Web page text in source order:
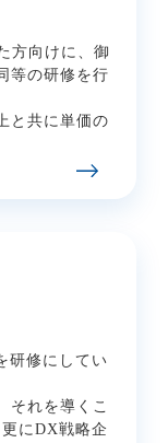
方向けに、御
等の研修を行
と共に単価の
研修にしてい
それを導くこ
にDX戦略企